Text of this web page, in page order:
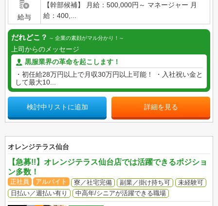
給与
【幹部候補】 月給：500,000円～ マネージャー 月
給：400,...
だれどこ？ 企業の素顔がマル分かり！
上司からのメッセージ
黒服業界の革命を起こします！
・初任給28万円以上で月収30万円以上可能！ ・入社祝い金と
して最大10...
検討中リストに追加 詳細を見る
オレンジテラス仙台
【急募!!】オレンジテラス仙台店では活躍できるポジショ
ン多数！
正社員 アルバイト 寮／社宅完備 副業／掛け持ち可
未経験可
日払い／週払い有り
中高年/シニアが活躍できる職場